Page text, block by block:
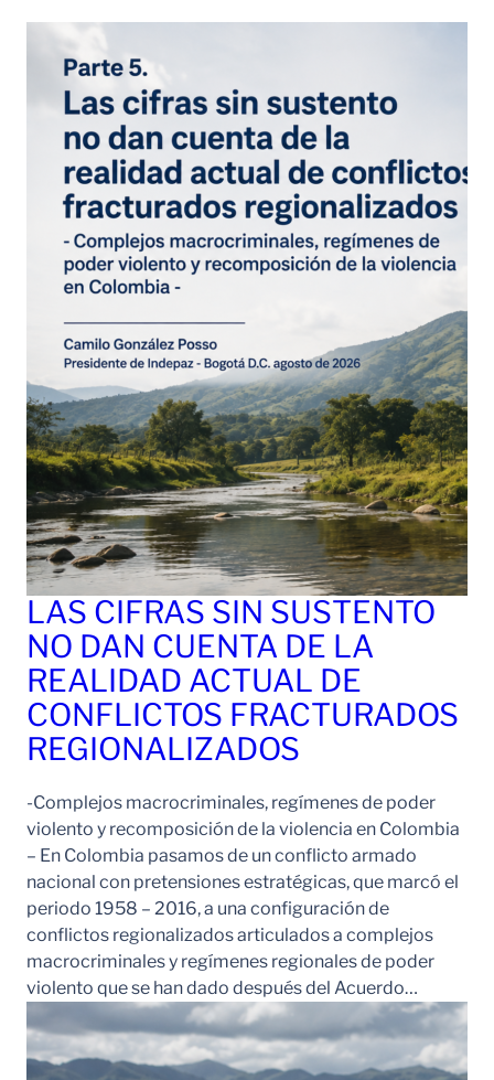
LAS CIFRAS SIN SUSTENTO
NO DAN CUENTA DE LA
REALIDAD ACTUAL DE
CONFLICTOS FRACTURADOS
REGIONALIZADOS
-Complejos macrocriminales, regímenes de poder
violento y recomposición de la violencia en Colombia
– En Colombia pasamos de un conflicto armado
nacional con pretensiones estratégicas, que marcó el
periodo 1958 – 2016, a una configuración de
conflictos regionalizados articulados a complejos
macrocriminales y regímenes regionales de poder
violento que se han dado después del Acuerdo…